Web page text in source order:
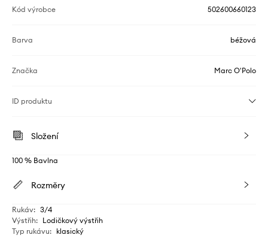
Kód výrobce 502600660123
Barva béžová
Značka Marc O'Polo
ID produktu
Složení
100 % Bavlna
Rozměry
Rukáv: 3/4
Výstřih: Lodičkový výstřih
Typ rukávu: klasický